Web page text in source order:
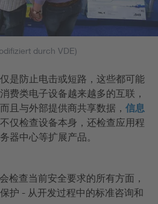
durch VDE)
是防止电击或短路，这些都可能
费类电子设备越来越多的互联，
且与外部提供商共享数据， 信息
仅检查设备本身，还检查应用程
器中心等扩展产品。
检查当前安全要求的所有方面，
护 - 从开发过程中的标准咨询和